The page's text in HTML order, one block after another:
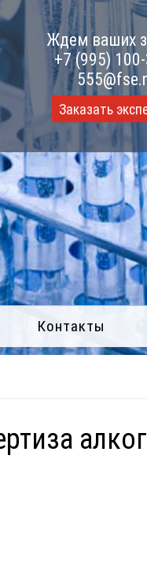
Ждем ваших
+7 (995)
Заказать
Контакты